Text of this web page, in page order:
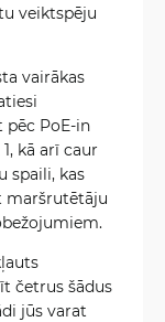
veiktspēju
vairākas
pēc PoE-in
kā arī caur
spaili, kas
maršrutētāju
četrus šādus
jūs varat